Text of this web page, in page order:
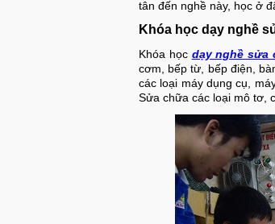
tân đến nghề này, học ở
Khóa học dạy nghề
Khóa học dạy nghề sửa
cơm, bếp từ, bếp điện,
các loại máy dụng cụ,
Sửa chữa các loại mô tơ,